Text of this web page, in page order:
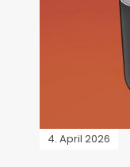
4. April 2026